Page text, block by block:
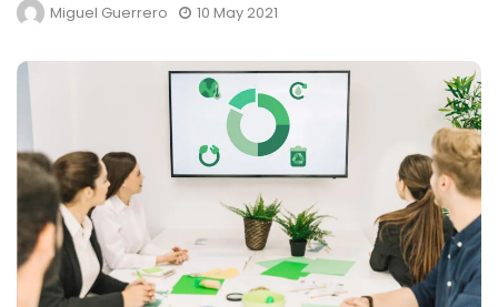
Miguel Guerrero 10 May 2021